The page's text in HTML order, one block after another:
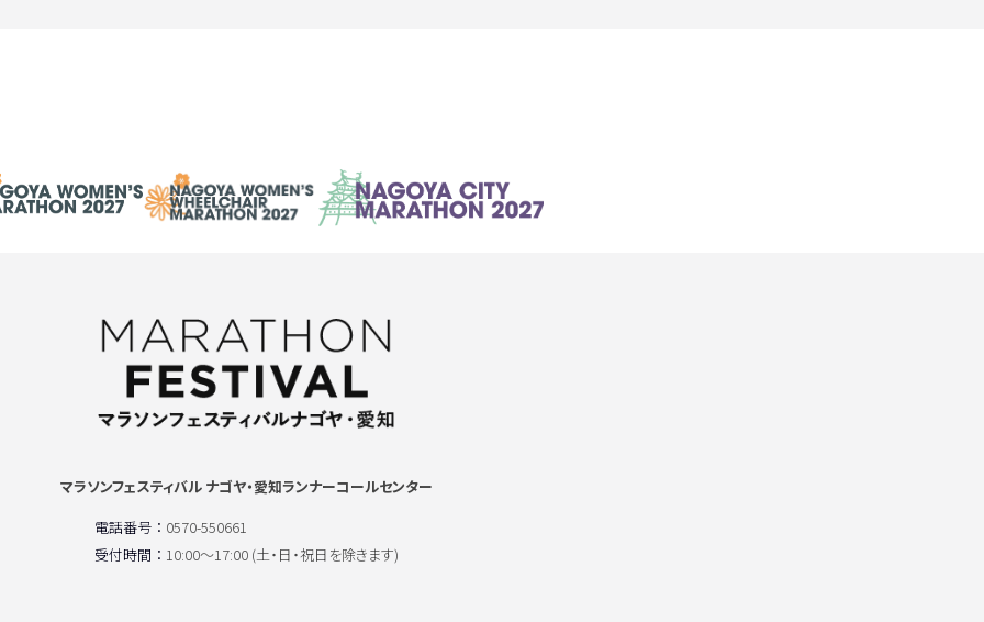
マラソンフェスティバル ナゴヤ・愛知ランナーコールセンター
電話番号 ： 0570-550661
受付時間 ： 10:00〜17:00 (土・日・祝日を除きます)